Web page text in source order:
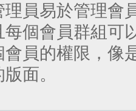
理員易於管理會
每個會員群組可
會員的權限，像
面。